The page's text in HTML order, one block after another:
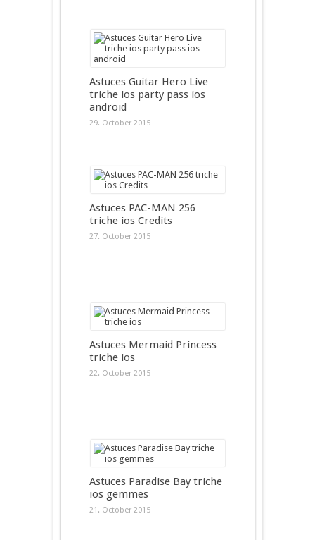
Astuces Guitar Hero Live
triche ios party pass ios
android
29. October 2015
Astuces PAC-MAN 256
triche ios Credits
27. October 2015
Astuces Mermaid Princess
triche ios
22. October 2015
Astuces Paradise Bay triche
ios gemmes
21. October 2015